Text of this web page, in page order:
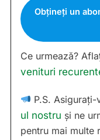
Obțineți un
Ce urmează?
venituri
P.S.
ul nostru și ne
pentru mai multe